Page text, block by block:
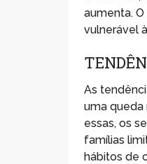
aumenta.
vulnerável
As
uma queda
essas, os
famílias
hábitos de